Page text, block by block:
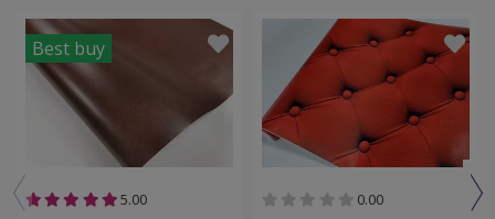
Best buy
5.00 0.00